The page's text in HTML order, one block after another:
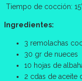
Tiempo de cocción: 15’
Ingredientes:
3 remolachas
30 gr de nueces
10 hojas de
2 cdas de aceite